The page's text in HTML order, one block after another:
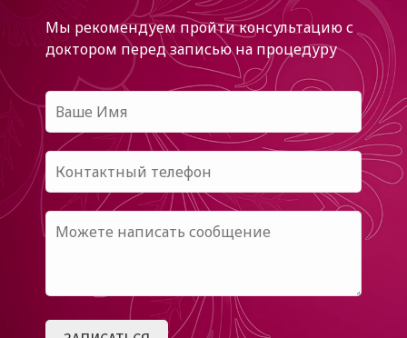
Мы рекомендуем пройти консультацию с
доктором перед записью на процедуру